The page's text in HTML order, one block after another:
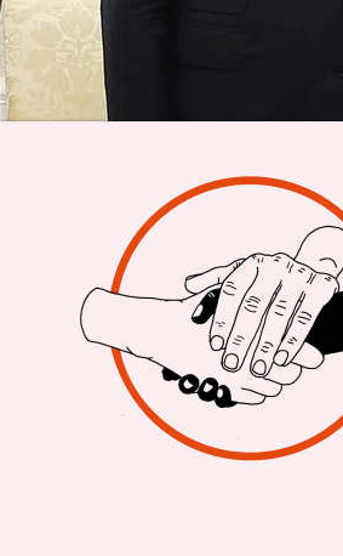
epaper login
Aus Istanbul
„Das war
Erdoğan
Weißen
musste
Sein